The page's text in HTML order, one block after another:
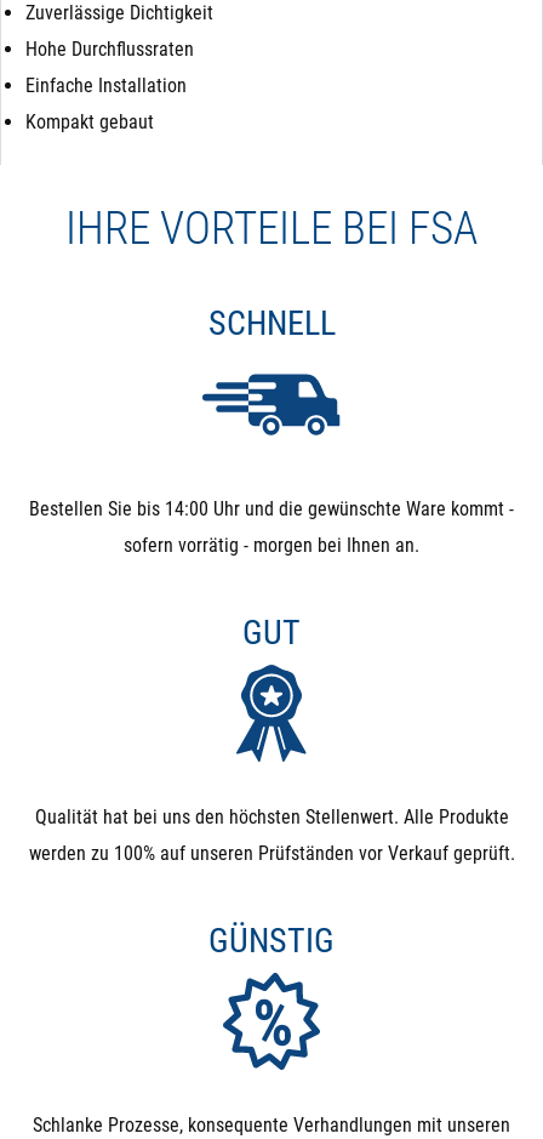
Zuverlässige Dichtigkeit
Hohe Durchflussraten
Einfache Installation
Kompakt gebaut
IHRE VORTEILE BEI FSA
SCHNELL
Bestellen Sie bis 14:00 Uhr und die gewünschte Ware kommt -
sofern vorrätig - morgen bei Ihnen an.
GUT
Qualität hat bei uns den höchsten Stellenwert. Alle Produkte
werden zu 100% auf unseren Prüfständen vor Verkauf geprüft.
GÜNSTIG
Schlanke Prozesse, konsequente Verhandlungen mit unseren